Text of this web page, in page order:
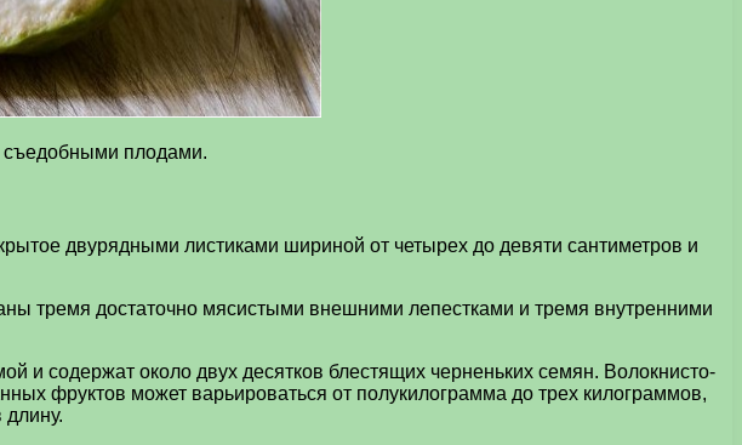
съедобными плодами.
двурядными листиками шириной от четырех до девяти сантиметров и
тремя достаточно мясистыми внешними лепестками и тремя внутренними
и содержат около двух десятков блестящих черненьких семян. Волокнисто-
фруктов может варьироваться от полукилограмма до трех килограммов,